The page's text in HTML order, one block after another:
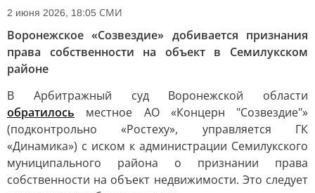
2 июня 2026, 18:05 СМИ
Воронежское «Созвездие» добивается признания
права собственности на объект в Семилукском
районе
В Арбитражный суд Воронежской области
обратилось местное АО «Концерн "Созвездие"»
(подконтрольно «Ростеху», управляется ГК
«Динамика») с иском к администрации Семилукского
муниципального района о признании права
собственности на объект недвижимости. Это следует